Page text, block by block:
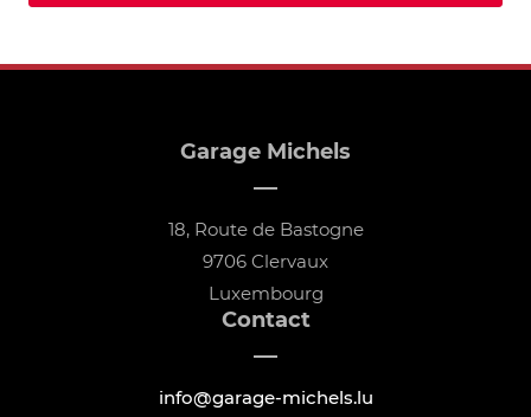
Garage Michels
18, Route de Bastogne
9706 Clervaux
Luxembourg
Contact
info@garage-michels.lu